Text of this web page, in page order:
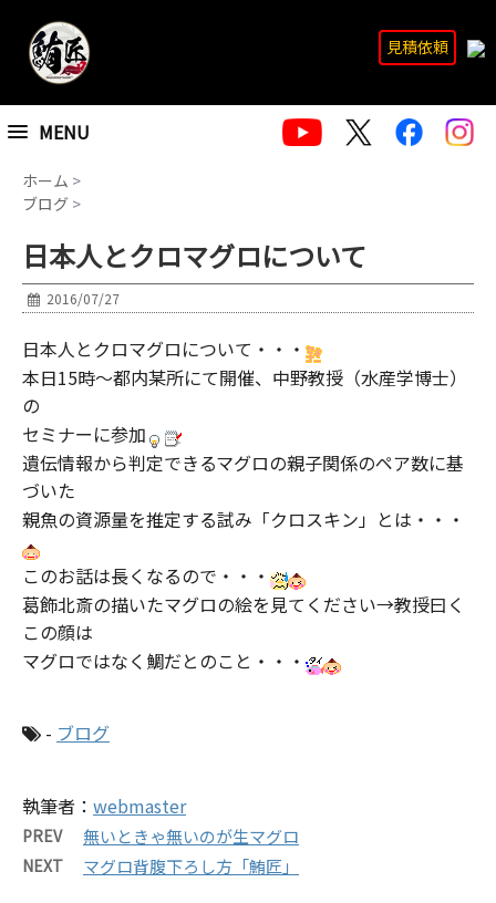
MENU
見積依頼
ホーム >
ブログ >
日本人とクロマグロについて
2016/07/27
日本人とクロマグロについて・・・
本日15時～都内某所にて開催、中野教授（水産学博士）
の
セミナーに参加
遺伝情報から判定できるマグロの親子関係のペア数に基
づいた
親魚の資源量を推定する試み「クロスキン」とは・・・
このお話は長くなるので・・・
葛飾北斎の描いたマグロの絵を見てください→教授曰く
この顔は
マグロではなく鯛だとのこと・・・
- ブログ
執筆者： webmaster
PREV 無いときゃ無いのが生マグロ
NEXT マグロ背腹下ろし方「鮪匠」